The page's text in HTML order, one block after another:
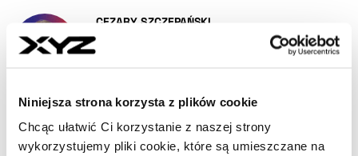
Niniejsza strona korzysta z plików cookie
Chcąc ułatwić Ci korzystanie z naszej strony
wykorzystujemy pliki cookie, które są umieszczane na
CEZARY SZCZEPAŃSKI
XYZ dbam o to, byście mogli dowiedzieć się o tym,
co ważnego dzieje się w Polsce (i nie tylko),
szczególnie w obszarze technologii, startupów i
biznesu 4.0.